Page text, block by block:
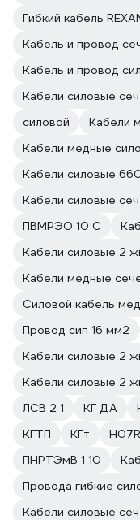
Гибкий кабель
Кабель и провод
Кабели силовые
силовой
Кабели
Кабели медные
Кабели силовые
Кабели силовые
ПВМРЭО 10 С
Кабели силовые 2
Кабели медные
Силовой кабель
Провод сип 16 мм2
Кабели силовые 2
Кабели силовые 2
ЛСВ 2 1
КГ ДА
КГТП
КГт
ПНРТЭмВ 1 10
Провода гибкие
Кабели силовые